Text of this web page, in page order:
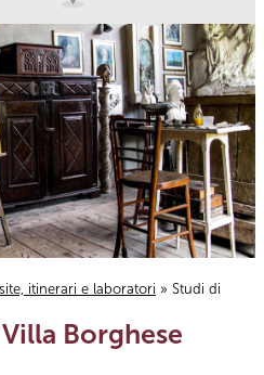
itinerari e laboratori » Studi di
Borghese